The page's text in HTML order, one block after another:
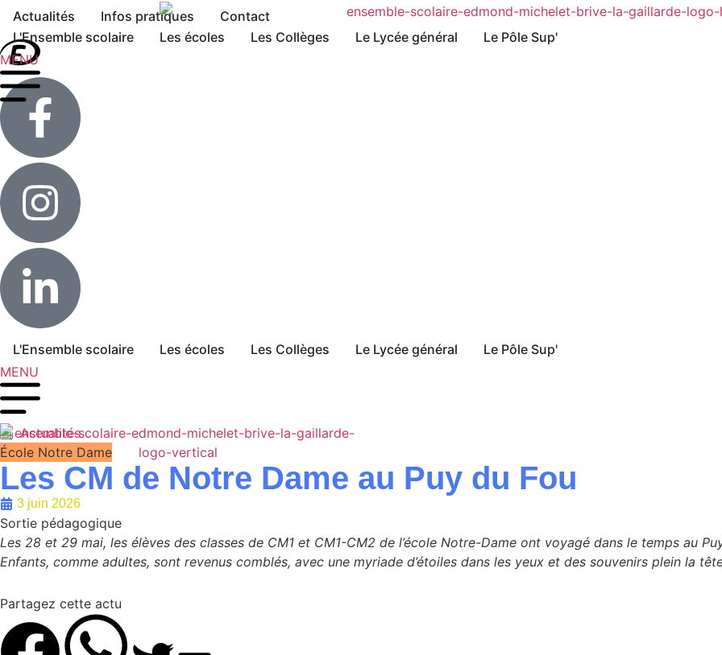
Actualités Infos pratiques Contact
L'Ensemble scolaire Les écoles Les Collèges Le Lycée général
Le Pôle Sup'
MENU
L'Ensemble scolaire Les écoles Les Collèges Le Lycée général
Le Pôle Sup'
MENU
Actualités
École Notre Dame
Les CM de Notre Dame au Puy du Fou
3 juin 2026
Sortie pédagogique
Les 28 et 29 mai, les élèves des classes de CM1 et CM1-CM2 de l’école Notre-Dame ont voyagé dans le temps au
Enfants, comme adultes, sont revenus comblés, avec une myriade d’étoiles dans les yeux et des souvenirs plein la
Partagez cette actu